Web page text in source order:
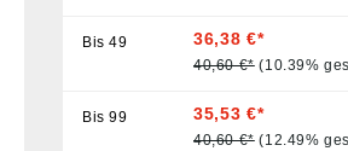
Bis49 36,38 €*
40,60 €* (10.39%
Bis99 35,53 €*
40,60 €* (12.49%